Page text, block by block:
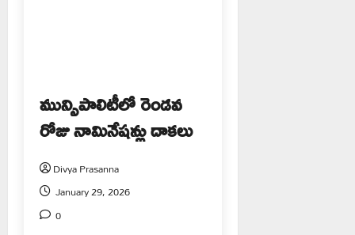
మున్సిపాలిటీలో రెండవ
రోజు నామినేషన్లు దాకలు
Divya Prasanna
January 29, 2026
0